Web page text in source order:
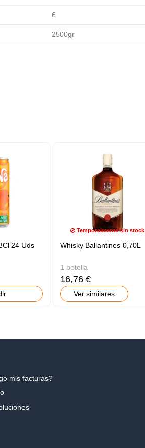
6
2500gr
24 Uds
Temporalmente sin stock
Whisky Ballantines 0,70L
1 botella
16,76 €
Ver similares
mis facturas?